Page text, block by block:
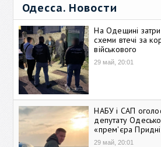
Одесса. Новости
На Одещині
схеми втечі за
військового
29 май, 20:01
НАБУ і САП
депутату
«прем'єра
29 май, 20:01